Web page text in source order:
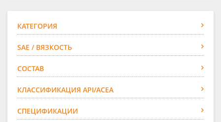
КАТЕГОРИЯ
SAE / ВЯЗКОСТЬ
СОСТАВ
КЛАССИФИКАЦИЯ API/ACEA
СПЕЦИФИКАЦИИ